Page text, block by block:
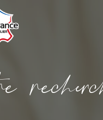
e rece